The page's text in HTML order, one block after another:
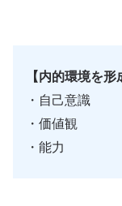
【内的環境を形
・自己意識
・価値観
・能力